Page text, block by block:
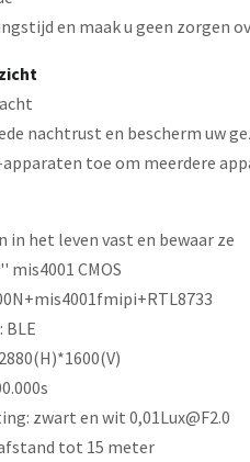
en maak u geen zorgen
nachtrust en bescherm uw
apparaten toe om meerdere
in het leven vast en bewaar ze
mis4001 CMOS
zwart en wit 0,01Lux@F2.0
tot 15 meter